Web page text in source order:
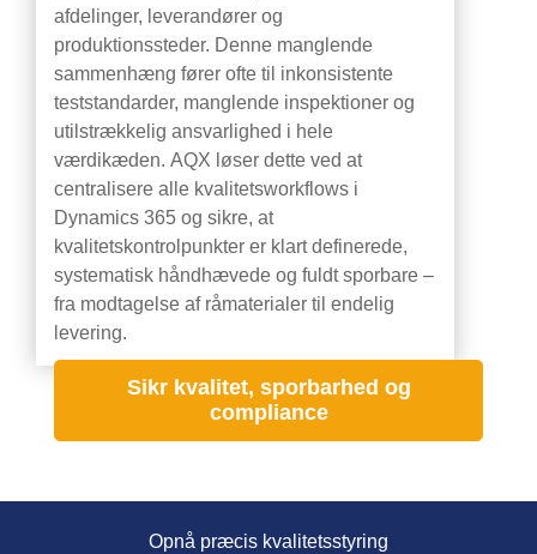
afdelinger, leverandører og
produktionssteder. Denne manglende
sammenhæng fører ofte til inkonsistente
teststandarder, manglende inspektioner og
utilstrækkelig ansvarlighed i hele
værdikæden. AQX løser dette ved at
centralisere alle kvalitetsworkflows i
Dynamics 365 og sikre, at
kvalitetskontrolpunkter er klart definerede,
systematisk håndhævede og fuldt sporbare –
fra modtagelse af råmaterialer til endelig
levering.
Sikr kvalitet, sporbarhed og
compliance
Opnå præcis kvalitetsstyring